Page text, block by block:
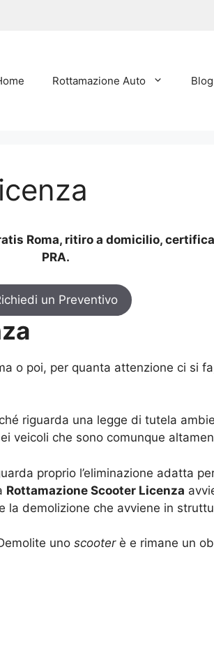
Rottamazione Auto Blog
Roma, ritiro a domicilio,
PRA.
un Preventivo
o poi, per quanta attenzione ci si
riguarda una legge di tutela
veicoli che sono comunque
proprio l’eliminazione adatta
Rottamazione Scooter Licenza
la demolizione che avviene in
uno scooterè e rimane un